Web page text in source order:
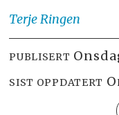
TerjeRingen
PUBLISERT
SIST OPPDATERT